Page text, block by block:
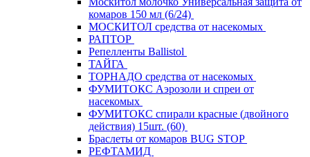
комаров 150 мл (6/24)
МОСКИТОЛ средства от насекомых
РАПТОР
Репелленты Ballistol
ТАЙГА
ТОРНАДО средства от насекомых
ФУМИТОКС Аэрозоли и спреи от
насекомых
ФУМИТОКС спирали красные (двойного
действия) 15шт. (60)
Браслеты от комаров BUG STOP
РЕФТАМИД